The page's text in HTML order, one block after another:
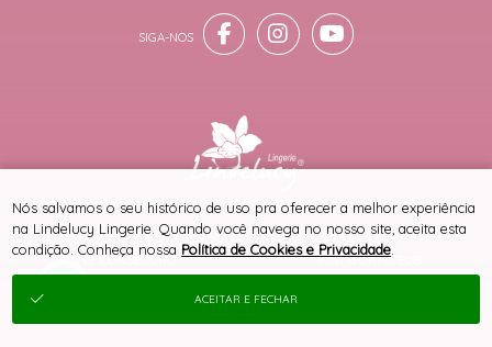
SITE 100% SEGURO PLATAFORMA B2B
® TODOS DIREITOS RESERVADOS
Nós salvamos o seu histórico de uso pra oferecer a melhor experiência
na Lindelucy Lingerie. Quando você navega no nosso site, aceita esta
condição. Conheça nossa Política de Cookies e Privacidade
ACEITAR E FECHAR